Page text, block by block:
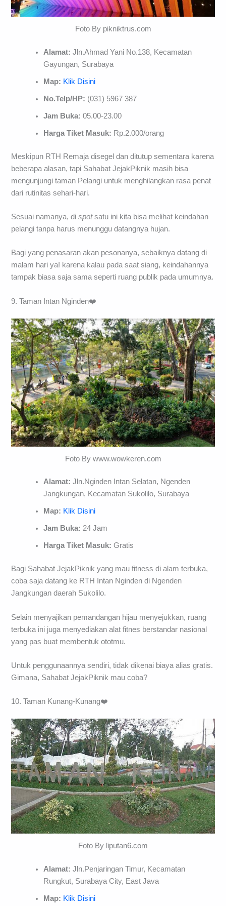
Foto By pikniktrus.com
Alamat: Jln.Ahmad Yani No.138, Kecamatan
Gayungan, Surabaya
Map: Klik Disini
No.Telp/HP: (031) 5967 387
Jam Buka: 05.00-23.00
Harga Tiket Masuk: Rp.2.000/orang
Meskipun RTH Remaja disegel dan ditutup sementara karena
beberapa alasan, tapi Sahabat JejakPiknik masih bisa
mengunjungi taman Pelangi untuk menghilangkan rasa penat
dari rutinitas sehari-hari.
Sesuai namanya, dispotsatu ini kita bisa melihat keindahan
pelangi tanpa harus menunggu datangnya hujan.
Bagi yang penasaran akan pesonanya, sebaiknya datang di
malam hari ya! karena kalau pada saat siang, keindahannya
tampak biasa saja sama seperti ruang publik pada umumnya.
9. Taman Intan Nginden❤️
Foto By www.wowkeren.com
Alamat: Jln.Nginden Intan Selatan, Ngenden
Jangkungan, Kecamatan Sukolilo, Surabaya
Map: Klik Disini
Jam Buka: 24 Jam
Harga Tiket Masuk: Gratis
Bagi Sahabat JejakPiknik yang mau fitness di alam terbuka,
coba saja datang ke RTH Intan Nginden di Ngenden
Jangkungan daerah Sukolilo.
Selain menyajikan pemandangan hijau menyejukkan, ruang
terbuka ini juga menyediakan alat fitnes berstandar nasional
yang pas buat membentuk ototmu.
Untuk penggunaannya sendiri, tidak dikenai biaya alias gratis.
Gimana, Sahabat JejakPiknik mau coba?
10. Taman Kunang-Kunang❤️
Foto By liputan6.com
Alamat: Jln.Penjaringan Timur, Kecamatan
Rungkut, Surabaya City, East Java
Map: Klik Disini